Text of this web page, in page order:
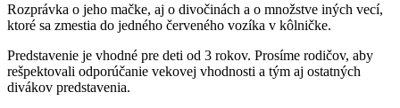
Rozprávka o jeho mačke, aj o divočinách a o množstve iných vecí,
ktoré sa zmestia do jedného červeného vozíka v kôlničke.
Predstavenie je vhodné pre deti od 3 rokov. Prosíme rodičov, aby
rešpektovali odporúčanie vekovej vhodnosti a tým aj ostatných
divákov predstavenia.